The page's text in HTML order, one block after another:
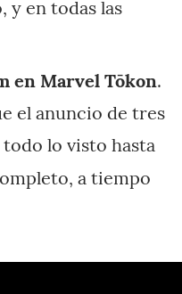
y en todas las
en Marvel Tōkon.
el anuncio de tres
lo visto hasta
a tiempo